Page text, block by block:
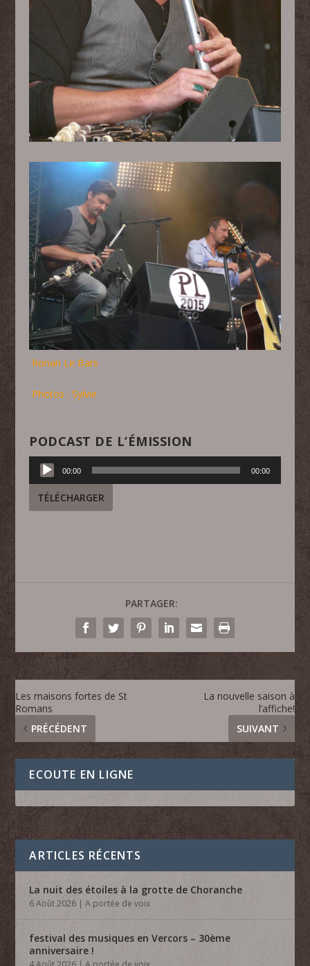
Ronan Le Bars
Photos : Sylvie
PODCAST DE L’ÉMISSION
Lecteur
audio
00:00 00:00
TÉLÉCHARGER
PARTAGER:
Les maisons fortes de St
Romans
PRÉCÉDENT
La nouvelle saison à
l’affiche!
SUIVANT
ECOUTE EN LIGNE
ARTICLES RÉCENTS
La nuit des étoiles à la grotte de Choranche
6 Août 2026 |A portée de voix
festival des musiques en Vercors – 30ème
anniversaire !